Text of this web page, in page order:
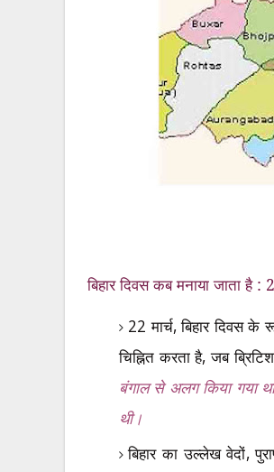
बिहार दिवस कब मनाया जाता है :
22 मार्च, बिहार दिवस के
चिह्नित करता है,जब
बंगाल से अलग किया गया
थी।
बिहार का उल्लेख वेदों,